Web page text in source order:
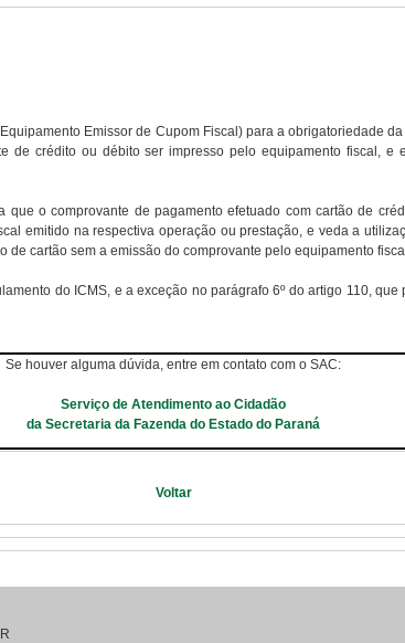
Emissor de Cupom Fiscal) para a obrigatoriedade
de crédito ou débito ser impresso pelo equipamento fiscal, e
o comprovante de pagamento efetuado com cartão de
emitido na respectiva operação ou prestação, e veda a
cartão sem a emissão do comprovante pelo equipamento
do ICMS, e a exceção no parágrafo 6º do artigo 110,
Se houver alguma dúvida, entre em contato com o SAC:
Serviço de Atendimento ao Cidadão
da Secretaria da Fazenda do Estado do Paraná
Voltar